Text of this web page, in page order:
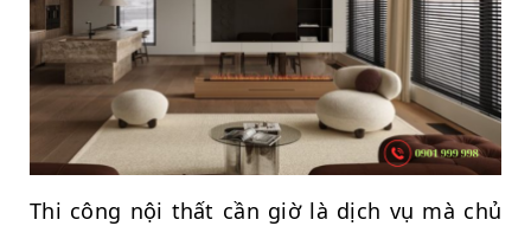
Thi công nội thất cần giờ là dịch vụ mà chủ